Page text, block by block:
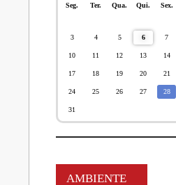
Seg. Ter. Qua. Qui. Sex.
3 4 5 6 7
10 11 12 13 14
17 18 19 20 21
24 25 26 27 28
31
AMBIENTE